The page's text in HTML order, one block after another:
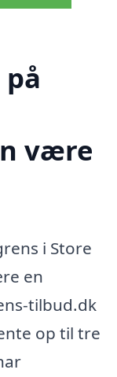
være
i Store
en
tilbud.dk
op til tre